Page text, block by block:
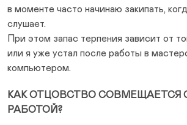
в моменте часто начинаю закипать,
слушает.
При этом запас терпения зависит от
или я уже устал после работы в
компьютером.
КАК ОТЦОВСТВО СОВМЕЩАЕТСЯ
РАБОТОЙ?